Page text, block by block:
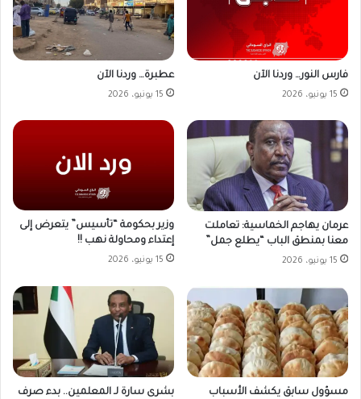
فارس النور… وردنا الآن
15 يونيو، 2026
عطبرة… وردنا الآن
15 يونيو، 2026
عرمان يهاجم الخماسية: تعاملت
معنا بمنطق الباب “يطلع جمل”
15 يونيو، 2026
وزير بحكومة “تأسيس” يتعرض إلى
إعتداء ومحاولة نهب !!
15 يونيو، 2026
مسؤول سابق يكشف الأسباب
بشرى سارة لـ المعلمين.. بدء صرف